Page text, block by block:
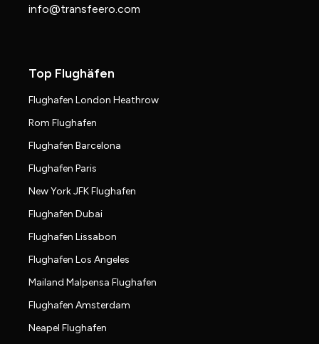
info@transfeero.com
Top Flughäfen
Flughafen London Heathrow
Rom Flughafen
Flughafen Barcelona
Flughafen Paris
New York JFK Flughafen
Flughafen Dubai
Flughafen Lissabon
Flughafen Los Angeles
Mailand Malpensa Flughafen
Flughafen Amsterdam
Neapel Flughafen